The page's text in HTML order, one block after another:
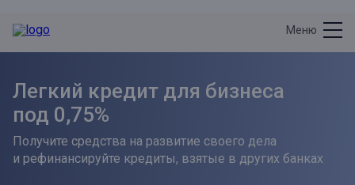
Меню
Легкий кредит для бизнеса
под 0,75%
Получите средства на развитие своего дела
и рефинансируйте кредиты, взятые в других банках